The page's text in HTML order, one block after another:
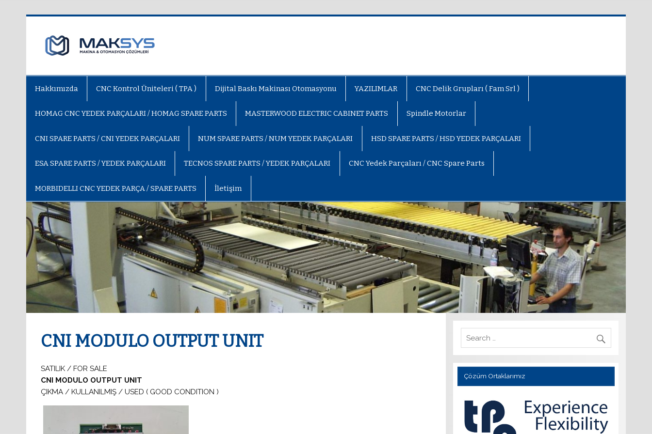
Hakkımızda CNC Kontrol Üniteleri ( TPA ) Dijital Baskı Makinası Otomasyonu YAZILIMLAR CNC Delik Grupları ( Fam Srl )
HOMAG CNC YEDEK PARÇALARI / HOMAG SPARE PARTS MASTERWOOD ELECTRIC CABINET PARTS Spindle Motorlar
CNI SPARE PARTS / CNI YEDEK PARÇALARI NUM SPARE PARTS / NUM YEDEK PARÇALARI HSD SPARE PARTS / HSD YEDEK PARÇALARI
ESA SPARE PARTS / YEDEK PARÇALARI TECNOS SPARE PARTS / YEDEK PARÇALARI CNC Yedek Parçaları / CNC Spare Parts
MORBIDELLI CNC YEDEK PARÇA / SPARE PARTS İletişim
CNI MODULO OUTPUT UNIT
SATILIK / FOR SALE
CNI MODULO OUTPUT UNIT
ÇIKMA / KULLANILMIŞ / USED ( GOOD CONDITION )
Çözüm Ortaklarımız